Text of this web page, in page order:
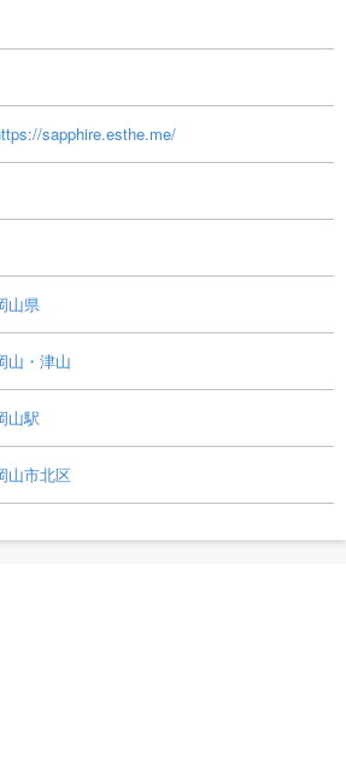
sapphire.esthe.me/
山県
山・津山
山駅
山市北区